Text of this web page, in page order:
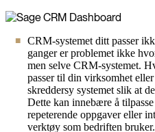
CRM-systemet ditt passer
ganger er problemet ikke
men selve CRM-systemet.
passer til din virksomhet
skreddersy systemet slik at
Dette kan innebære å
repeterende oppgaver eller
verktøy som bedriften bruker.